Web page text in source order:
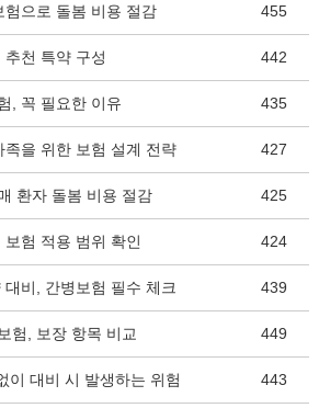
험으로 돌봄 비용 절감 455
천 특약 구성 442
, 꼭 필요한 이유 435
족을 위한 보험 설계 전략 427
환자 돌봄 비용 절감 425
험 적용 범위 확인 424
비, 간병보험 필수 체크 439
험, 보장 항목 비교 449
이 대비 시 발생하는 위험 443